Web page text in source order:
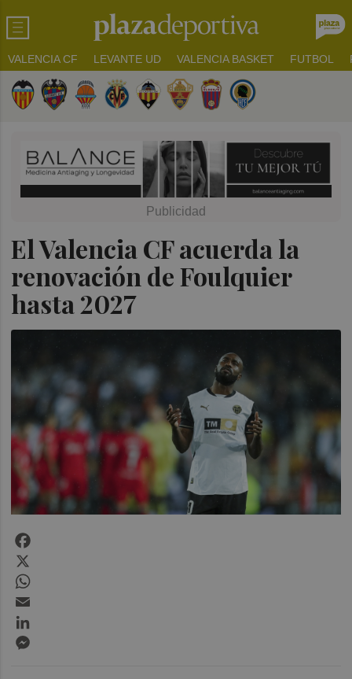
VALENCIA CF LEVANTE UD VALENCIA BASKET FUTBOL
El Valencia CF acuerda la
renovación de Foulquier
hasta 2027